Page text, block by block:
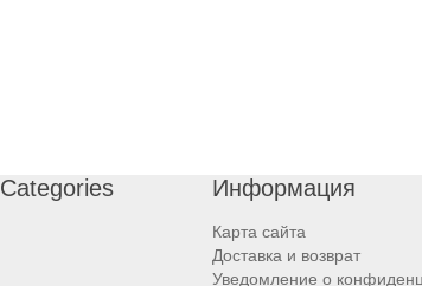
Categories Информация
Карта сайта
Доставка и возврат
Уведомление о